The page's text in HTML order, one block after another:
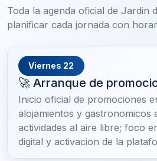
Toda la agenda oficial de Jardin
planificar cada jornada con
Viernes 22
🚀 Arranque de
Inicio oficial de promociones
alojamientos y gastronomicos
actividades al aire libre; foco
digital y activacion de la